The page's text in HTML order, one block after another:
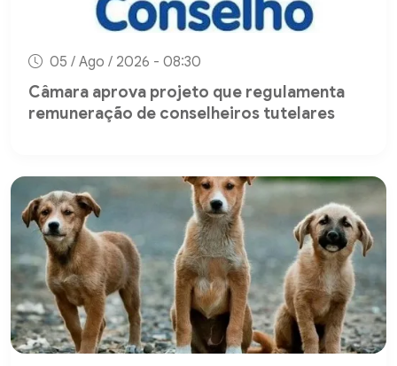
05 / Ago / 2026 - 08:30
Câmara aprova projeto que regulamenta
remuneração de conselheiros tutelares